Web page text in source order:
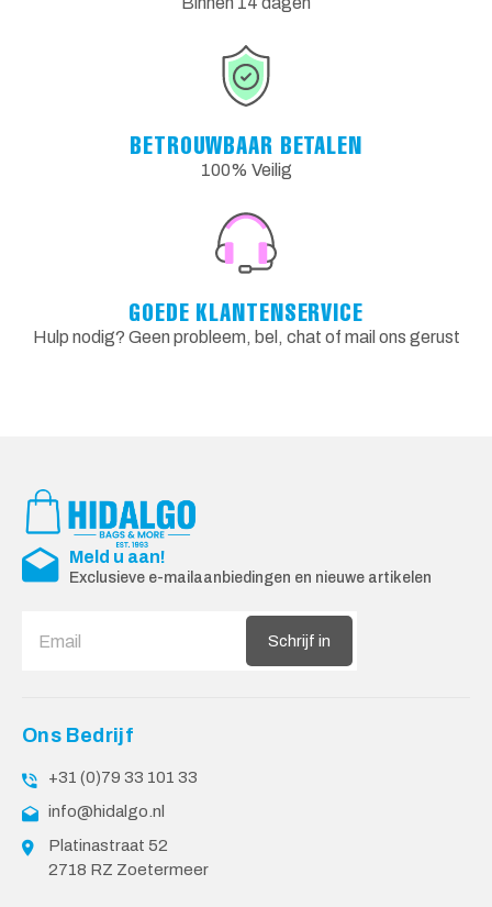
BETROUWBAAR BETALEN
100% Veilig
GOEDE KLANTENSERVICE
Hulp nodig? Geen probleem, bel, chat of mail ons gerust
Meld u aan!
Exclusieve e-mailaanbiedingen en nieuwe artikelen
Schrijf in
Ons Bedrijf
+31 (0)79 33 101 33
info@hidalgo.nl
Platinastraat 52
2718 RZ Zoetermeer